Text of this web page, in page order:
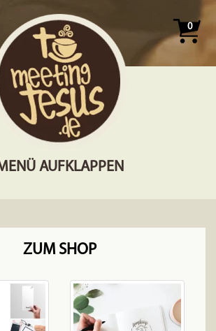
0
AUFKLAPPEN
ZUM SHOP